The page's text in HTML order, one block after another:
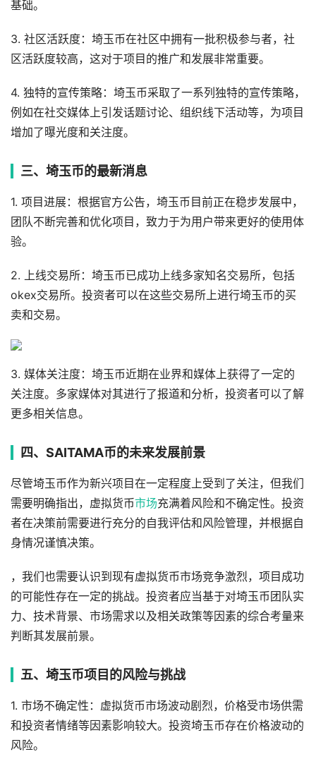
基础。
3. 社区活跃度：埼玉币在社区中拥有一批积极参与者，社
区活跃度较高，这对于项目的推广和发展非常重要。
4. 独特的宣传策略：埼玉币采取了一系列独特的宣传策略，
例如在社交媒体上引发话题讨论、组织线下活动等，为项目
增加了曝光度和关注度。
三、埼玉币的最新消息
1. 项目进展：根据官方公告，埼玉币目前正在稳步发展中，
团队不断完善和优化项目，致力于为用户带来更好的使用体
验。
2. 上线交易所：埼玉币已成功上线多家知名交易所，包括
okex交易所。投资者可以在这些交易所上进行埼玉币的买
卖和交易。
3. 媒体关注度：埼玉币近期在业界和媒体上获得了一定的
关注度。多家媒体对其进行了报道和分析，投资者可以了解
更多相关信息。
四、SAITAMA币的未来发展前景
尽管埼玉币作为新兴项目在一定程度上受到了关注，但我们
需要明确指出，虚拟货币市场充满着风险和不确定性。投资
者在决策前需要进行充分的自我评估和风险管理，并根据自
身情况谨慎决策。
，我们也需要认识到现有虚拟货币市场竞争激烈，项目成功
的可能性存在一定的挑战。投资者应当基于对埼玉币团队实
力、技术背景、市场需求以及相关政策等因素的综合考量来
判断其发展前景。
五、埼玉币项目的风险与挑战
1. 市场不确定性：虚拟货币市场波动剧烈，价格受市场供需
和投资者情绪等因素影响较大。投资埼玉币存在价格波动的
风险。